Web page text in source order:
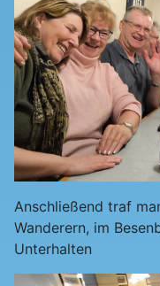
Anschließend traf
Wanderern, im
Unterhalten